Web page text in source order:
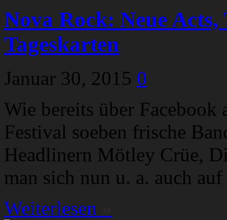
Nova Rock: Neue
Tageskarten
Januar 30, 2015 0
Wie bereits über
Festival soeben frische
Headlinern Mötley Crüe,
man sich nun u. a. auch
Weiterlesen